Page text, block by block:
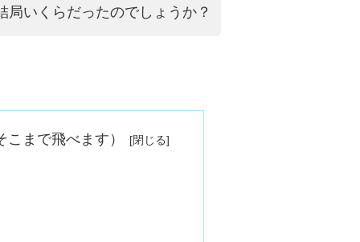
局いくらだったのでしょうか？
まで飛べます）